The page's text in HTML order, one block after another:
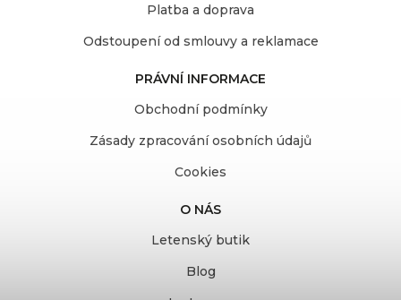
Platba a doprava
Odstoupení od smlouvy a reklamace
PRÁVNÍ INFORMACE
Obchodní podmínky
Zásady zpracování osobních údajů
Cookies
O NÁS
Letenský butik
Blog